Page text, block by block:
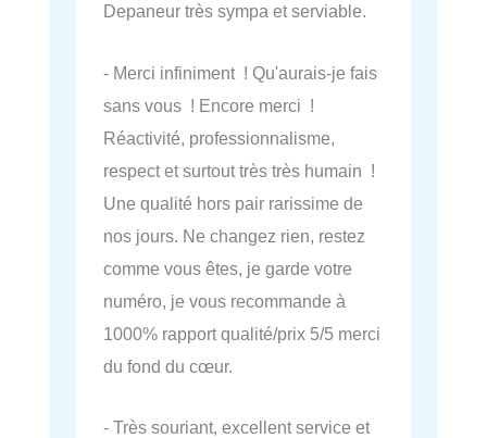
Depaneur très sympa et serviable.
- Merci infiniment ! Qu'aurais-je fais
sans vous ! Encore merci !
Réactivité, professionnalisme,
respect et surtout très très humain !
Une qualité hors pair rarissime de
nos jours. Ne changez rien, restez
comme vous êtes, je garde votre
numéro, je vous recommande à
1000% rapport qualité/prix 5/5 merci
du fond du cœur.
- Très souriant, excellent service et